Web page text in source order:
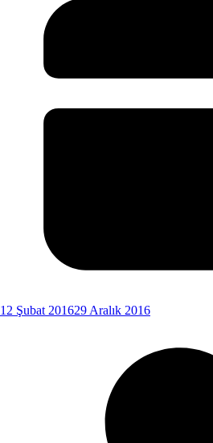
12 Şubat 201629 Aralık 2016